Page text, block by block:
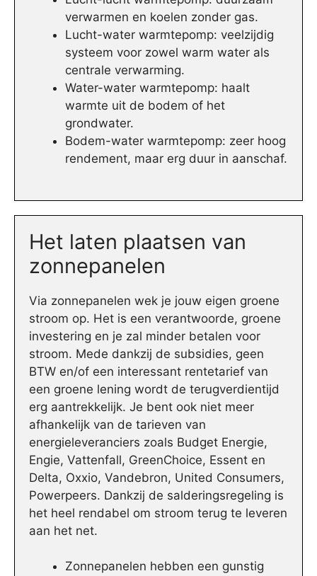
verwarmen en koelen zonder gas.
Lucht-water warmtepomp: veelzijdig
systeem voor zowel warm water als
centrale verwarming.
Water-water warmtepomp: haalt
warmte uit de bodem of het
grondwater.
Bodem-water warmtepomp: zeer hoog
rendement, maar erg duur in aanschaf.
Het laten plaatsen van
zonnepanelen
Via zonnepanelen wek je jouw eigen groene
stroom op. Het is een verantwoorde, groene
investering en je zal minder betalen voor
stroom. Mede dankzij de subsidies, geen
BTW en/of een interessant rentetarief van
een groene lening wordt de terugverdientijd
erg aantrekkelijk. Je bent ook niet meer
afhankelijk van de tarieven van
energieleveranciers zoals Budget Energie,
Engie, Vattenfall, GreenChoice, Essent en
Delta, Oxxio, Vandebron, United Consumers,
Powerpeers. Dankzij de salderingsregeling is
het heel rendabel om stroom terug te leveren
aan het net.
Zonnepanelen hebben een gunstig